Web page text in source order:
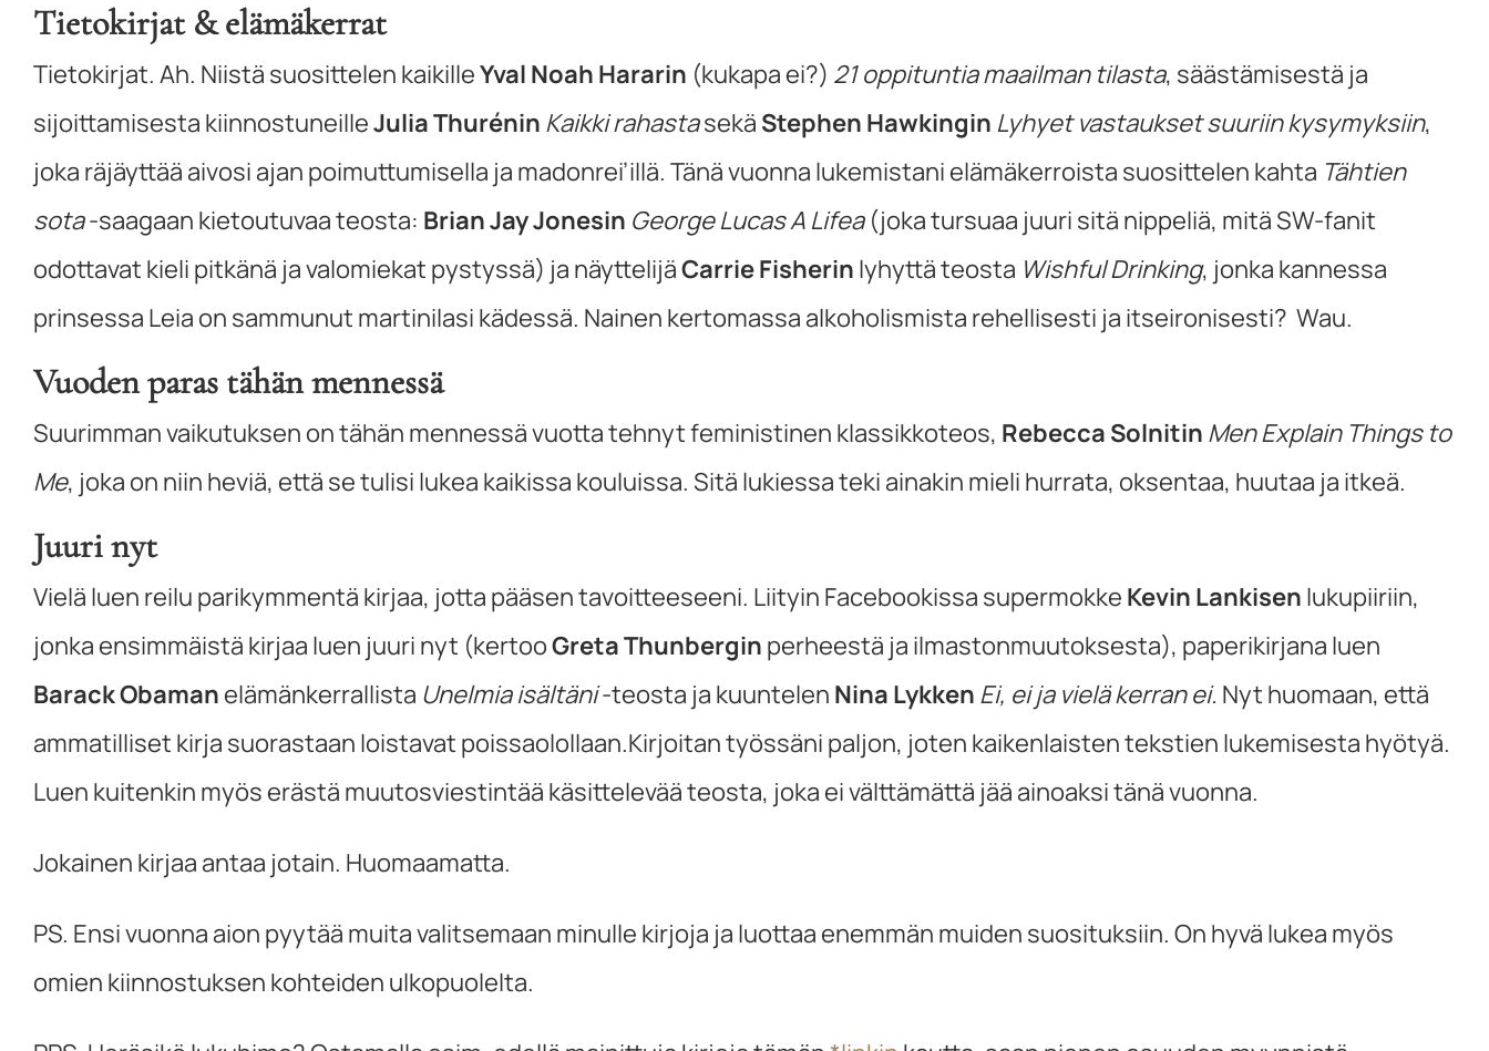
Tietokirjat & elämäkerrat
Tietokirjat. Ah. Niistä suosittelen kaikilleYval Noah Hararin (kukapa ei?) 21 oppituntia maailman tilasta, säästämisestä ja
sijoittamisesta kiinnostuneilleJulia Thurénin Kaikki rahastasekä Stephen Hawkingin Lyhyet vastaukset suuriin kysymyksiin,
joka räjäyttää aivosi ajan poimuttumisella ja madonrei’illä. Tänä vuonna lukemistani elämäkerroista suosittelen kahta Tähtien
sota-saagaan kietoutuvaa teosta: Brian Jay Jonesin George Lucas A Lifea(joka tursuaa juuri sitä nippeliä, mitä SW-fanit
odottavat kieli pitkänä ja valomiekat pystyssä) ja näyttelijäCarrie Fisherin lyhyttä teosta Wishful Drinking, jonka kannessa
prinsessa Leia on sammunut martinilasi kädessä. Nainen kertomassa alkoholismista rehellisesti ja itseironisesti? Wau.
Vuoden paras tähän mennessä
Suurimman vaikutuksen on tähän mennessä vuotta tehnyt feministinen klassikkoteos, Rebecca Solnitin Men Explain Things to
Me, joka on niin heviä, että se tulisi lukea kaikissa kouluissa. Sitä lukiessa teki ainakin mieli hurrata, oksentaa, huutaa ja itkeä.
Juuri nyt
Vielä luen reilu parikymmentä kirjaa, jotta pääsen tavoitteeseeni. Liityin Facebookissa supermokke Kevin Lankisen lukupiiriin,
jonka ensimmäistä kirjaa luen juuri nyt (kertooGreta Thunbergin perheestä ja ilmastonmuutoksesta), paperikirjana luen
Barack Obaman elämänkerrallista Unelmia isältäni-teosta ja kuuntelen Nina Lykken Ei, ei ja vielä kerran ei. Nyt huomaan, että
ammatilliset kirja suorastaan loistavat poissaolollaan.Kirjoitan työssäni paljon, joten kaikenlaisten tekstien lukemisesta hyötyä.
Luen kuitenkin myös erästä muutosviestintää käsittelevää teosta, joka ei välttämättä jää ainoaksi tänä vuonna.
Jokainen kirjaa antaa jotain. Huomaamatta.
PS. Ensi vuonna aion pyytää muita valitsemaan minulle kirjoja ja luottaa enemmän muiden suosituksiin. On hyvä lukea myös
omien kiinnostuksen kohteiden ulkopuolelta.